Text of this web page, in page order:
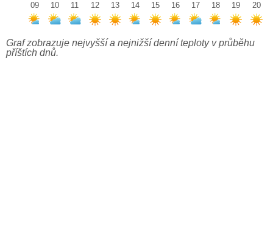
09
10
11
12
13
14
15
16
17
18
19
20
Graf zobrazuje nejvyšší a nejnižší denní teploty v průběhu
příštích dnů.